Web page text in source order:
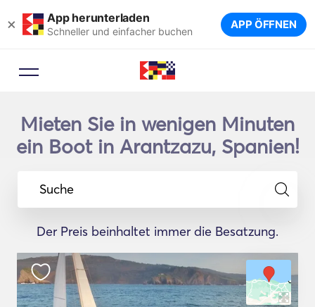
× App herunterladen
Schneller und einfacher buchen APP ÖFFNEN
Mieten Sie in wenigen Minuten
ein Boot in Arantzazu, Spanien!
Suche
Der Preis beinhaltet immer die Besatzung.